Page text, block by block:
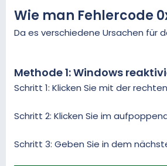
Wie man Fehlercode
Da es verschiedene Ursachen für
Methode 1: Windows
Schritt 1: Klicken Sie mit der
Schritt 2: Klicken Sie im
Schritt 3: Geben Sie in dem